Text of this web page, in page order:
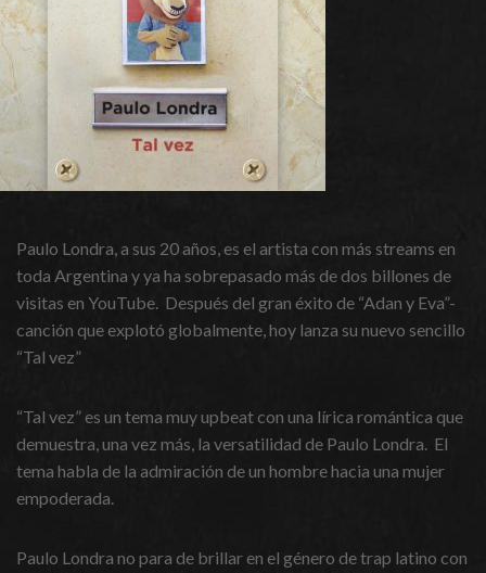
Paulo Londra, a sus 20 años, es el artista con más streams en
toda Argentina y ya ha sobrepasado más de dos billones de
visitas en YouTube. Después del gran éxito de “Adan y Eva”-
canción que explotó globalmente, hoy lanza su nuevo sencillo
“Tal vez”
“Tal vez” es un tema muy upbeat con una lírica romántica que
demuestra, una vez más, la versatilidad de Paulo Londra. El
tema habla de la admiración de un hombre hacia una mujer
empoderada.
Paulo Londra no para de brillar en el género de trap latino con